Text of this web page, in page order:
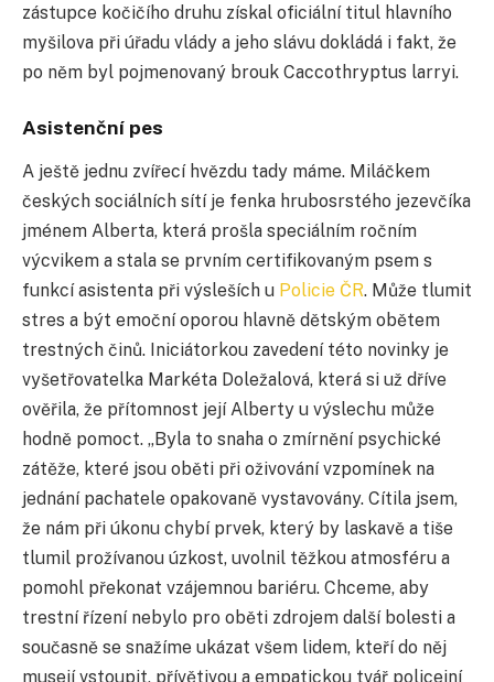
zástupce kočičího druhu získal oficiální titul hlavního
myšilova při úřadu vlády a jeho slávu dokládá i fakt, že
po něm byl pojmenovaný brouk Caccothryptus larryi.
Asistenční pes
A ještě jednu zvířecí hvězdu tady máme. Miláčkem
českých sociálních sítí je fenka hrubosrstého jezevčíka
jménem Alberta, která prošla speciálním ročním
výcvikem a stala se prvním certifikovaným psem s
funkcí asistenta při výsleších u Policie ČR. Může tlumit
stres a být emoční oporou hlavně dětským obětem
trestných činů. Iniciátorkou zavedení této novinky je
vyšetřovatelka Markéta Doležalová, která si už dříve
ověřila, že přítomnost její Alberty u výslechu může
hodně pomoct. „Byla to snaha o zmírnění psychické
zátěže, které jsou oběti při oživování vzpomínek na
jednání pachatele opakovaně vystavovány. Cítila jsem,
že nám při úkonu chybí prvek, který by laskavě a tiše
tlumil prožívanou úzkost, uvolnil těžkou atmosféru a
pomohl překonat vzájemnou bariéru. Chceme, aby
trestní řízení nebylo pro oběti zdrojem další bolesti a
současně se snažíme ukázat všem lidem, kteří do něj
musejí vstoupit, přívětivou a empatickou tvář policejní